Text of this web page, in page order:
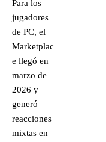
Para los
jugadores
de PC, el
Marketplac
e llegó en
marzo de
2026 y
generó
reacciones
mixtas en